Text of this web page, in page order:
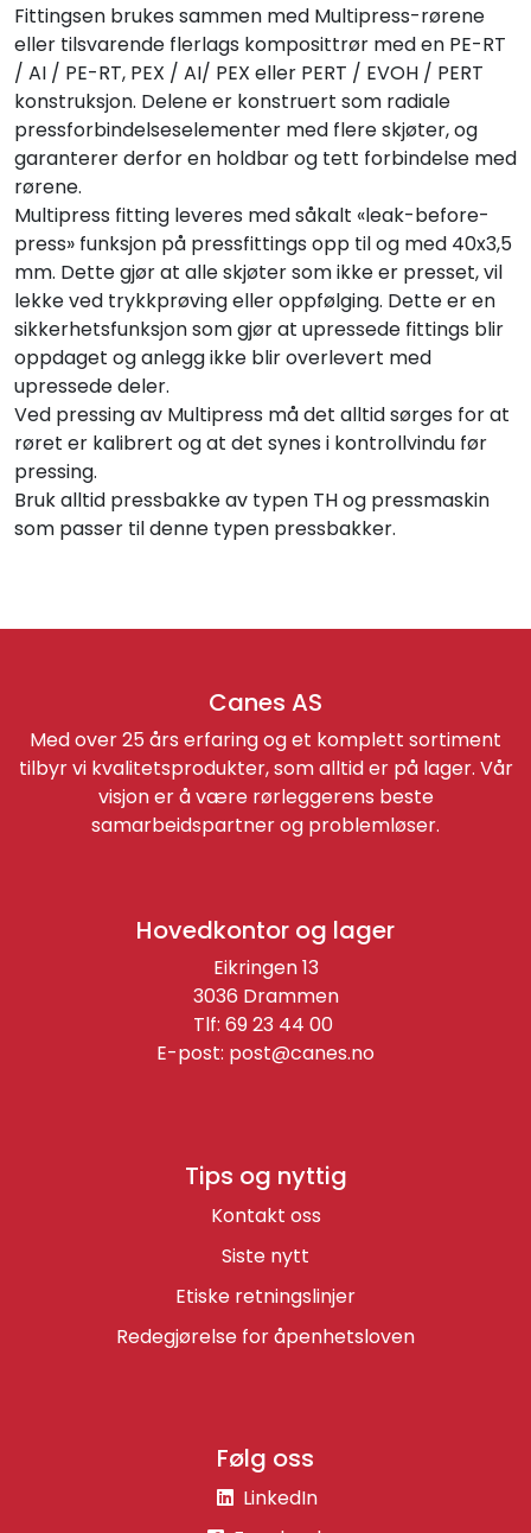
Fittingsen brukes sammen med Multipress-rørene
eller tilsvarende flerlags komposittrør med en PE-RT
/ AI / PE-RT, PEX / AI/ PEX eller PERT / EVOH / PERT
konstruksjon. Delene er konstruert som radiale
pressforbindelseselementer med flere skjøter, og
garanterer derfor en holdbar og tett forbindelse med
rørene.
Multipress fitting leveres med såkalt «leak-before-
press» funksjon på pressfittings opp til og med 40x3,5
mm. Dette gjør at alle skjøter som ikke er presset, vil
lekke ved trykkprøving eller oppfølging. Dette er en
sikkerhetsfunksjon som gjør at upressede fittings blir
oppdaget og anlegg ikke blir overlevert med
upressede deler.
Ved pressing av Multipress må det alltid sørges for at
røret er kalibrert og at det synes i kontrollvindu før
pressing.
Bruk alltid pressbakke av typen TH og pressmaskin
som passer til denne typen pressbakker.
Canes AS
Med over 25 års erfaring og et komplett sortiment
tilbyr vi kvalitetsprodukter, som alltid er på lager. Vår
visjon er å være rørleggerens beste
samarbeidspartner og problemløser.
Tips og nyttig
Kontakt oss
Siste nytt
Etiske retningslinjer
Redegjørelse for åpenhetsloven
Følg oss
LinkedIn
Hovedkontor og lager
Eikringen 13
3036 Drammen
Tlf: 69 23 44 00
E-post: post@canes.no